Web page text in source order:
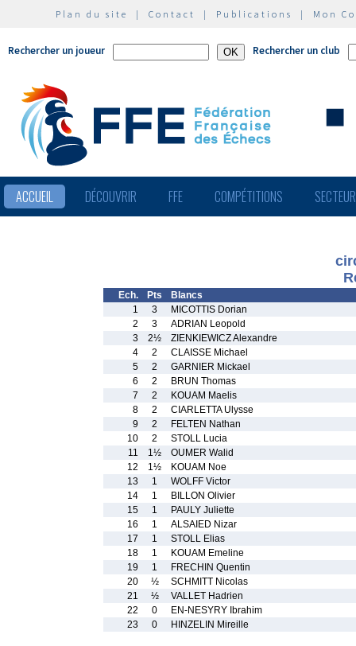
Plan du site | Contact | Publications | Mon
Rechercher un joueur Rechercher un club
ACCUEIL DÉCOUVRIR FFE COMPÉTITIONS
Ech. Pts
Blancs
1
3
MICOTTIS Dorian
2
3
ADRIAN Leopold
3
2½
ZIENKIEWICZ Alexandre
4
2
CLAISSE Michael
5
2
GARNIER Mickael
6
2
BRUN Thomas
7
2
KOUAM Maelis
8
2
CIARLETTA Ulysse
9
2
FELTEN Nathan
10
2
STOLL Lucia
11
1½
OUMER Walid
12
1½
KOUAM Noe
13
1
WOLFF Victor
14
1
BILLON Olivier
15
1
PAULY Juliette
16
1
ALSAIED Nizar
17
1
STOLL Elias
18
1
KOUAM Emeline
19
1
FRECHIN Quentin
20
½
SCHMITT Nicolas
21
½
VALLET Hadrien
22
0
EN-NESYRY Ibrahim
23
0 HINZELIN Mireille